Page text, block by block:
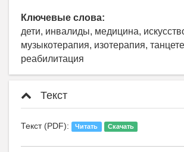
Ключевые слова:
дети, инвалиды, медицина,
музыкотерапия, изотерапия,
реабилитация
Текст
Текст (PDF): Читать Скачать